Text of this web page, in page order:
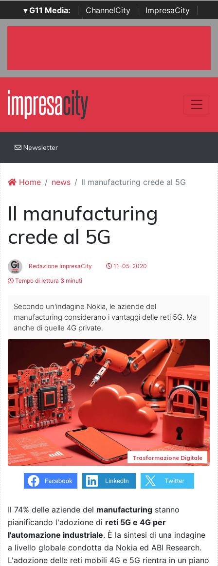
▾ G11 Media: ChannelCity ImpresaCity
SecurityOpenLab | Italian Channel Awards | Italian
Newsletter
Home news Il manufacturing crede al 5G
Il manufacturing
crede al 5G
Redazione ImpresaCity
11-05-2020
Tempo di lettura 3 minuti
Secondo un'indagine Nokia, le aziende del
manufacturing considerano i vantaggi delle reti 5G. Ma
anche di quelle 4G private.
Trasformazione Digitale
Il 74% delle aziende del manufacturing stanno
pianificando l'adozione di reti 5G e 4G per
l'automazione industriale. È la sintesi di una indagine
a livello globale condotta da Nokia ed ABI Research.
L'adozione delle reti mobili 4G e 5G rientra in un piano